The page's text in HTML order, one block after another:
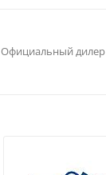
Официальный дилер